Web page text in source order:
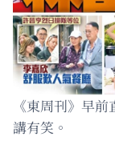
《東周刊》早
講有笑。